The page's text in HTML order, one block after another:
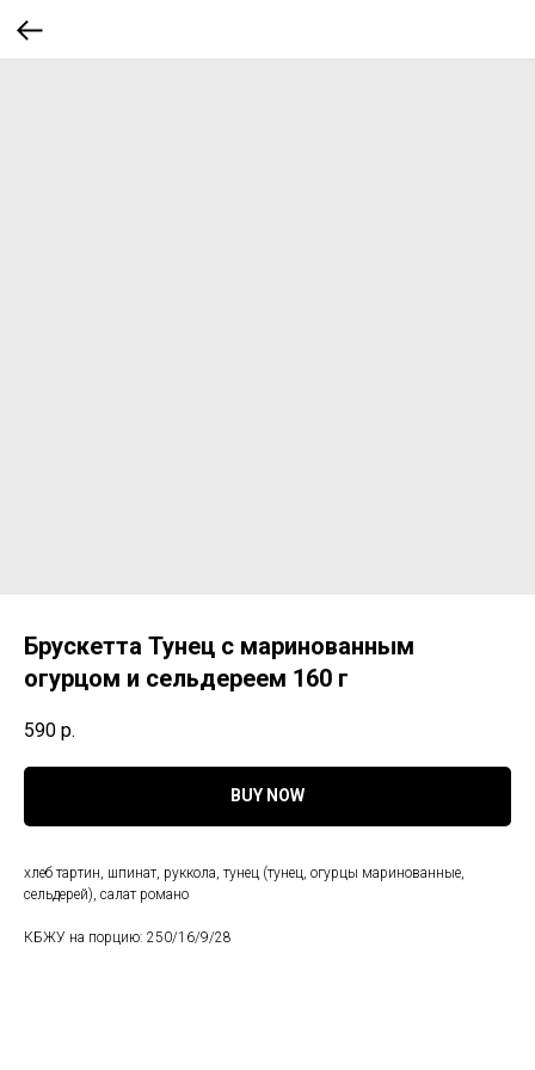
Брускетта Тунец с маринованным
огурцом и сельдереем 160 г
590 р.
BUY NOW
хлеб тартин, шпинат, руккола, тунец (тунец, огурцы маринованные,
сельдерей), салат романо
КБЖУ на порцию: 250/16/9/28